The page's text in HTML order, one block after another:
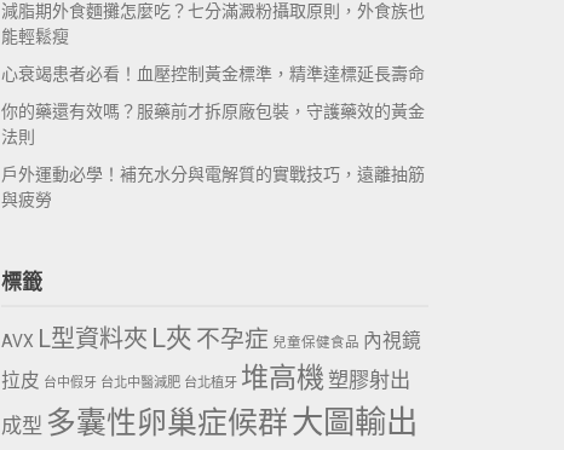
減脂期外食麵攤怎麼吃？七分滿澱粉攝取原則，外食族也
能輕鬆瘦
心衰竭患者必看！血壓控制黃金標準，精準達標延長壽命
你的藥還有效嗎？服藥前才拆原廠包裝，守護藥效的黃金
法則
戶外運動必學！補充水分與電解質的實戰技巧，遠離抽筋
與疲勞
標籤
AVX L型資料夾 L夾 不孕症 兒童保健食品 內視鏡
拉皮 台中假牙 台北中醫減肥 台北植牙 堆高機塑膠射出
成型 多囊性卵巢症候群大圖輸出